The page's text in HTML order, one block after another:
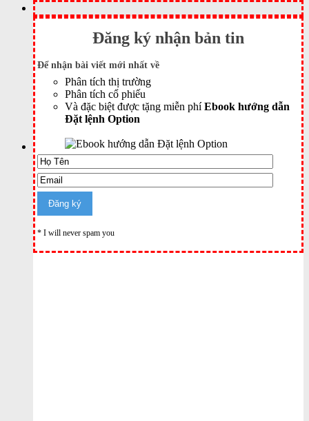
Đăng ký nhận bản tin
Để nhận bài viết mới nhất về
Phân tích thị trường
Phân tích cổ phiếu
Và đặc biệt được tặng miễn phíEbook hướng dẫn
Đặt lệnh Option
* I will never spam you